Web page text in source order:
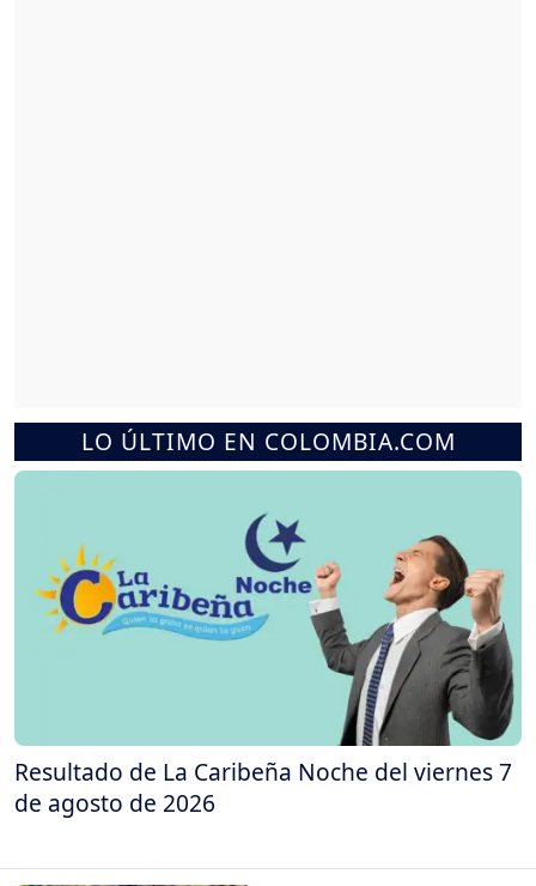
LO ÚLTIMO EN COLOMBIA.COM
Resultado de La Caribeña Noche del viernes 7
de agosto de 2026